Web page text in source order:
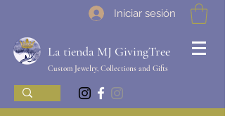
Iniciar sesión
La tienda MJ GivingTree
Custom Jewelry, Collections and Gifts